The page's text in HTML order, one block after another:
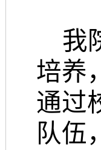
我
培养
通过
队伍